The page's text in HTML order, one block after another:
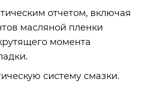
отчетом, включая
масляной пленки
момента
систему смазки.